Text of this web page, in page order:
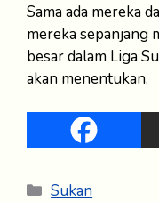
Sama ada mereka
mereka sepanjang
besar dalam Liga
akan menentukan.
Categories
Sukan